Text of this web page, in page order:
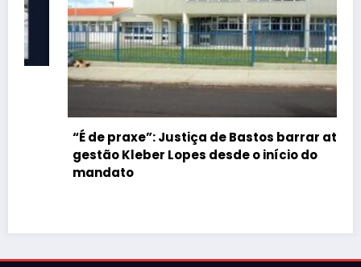
“É de praxe”: Justiça de Bastos barrar atos da
gestão Kleber Lopes desde o início do
mandato